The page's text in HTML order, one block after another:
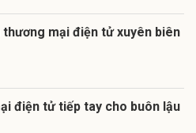
thương mại điện tử xuyên biên
điện tử tiếp tay cho buôn lậu